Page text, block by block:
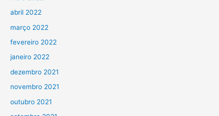
abril 2022
março 2022
fevereiro 2022
janeiro 2022
dezembro 2021
novembro 2021
outubro 2021